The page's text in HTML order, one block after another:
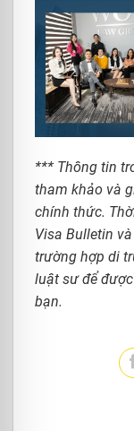
*** Thông tin
tham khảo và
chính thức.
Visa Bulletin
trường hợp di
luật sư để
bạn.